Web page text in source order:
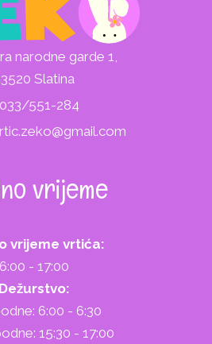
narodne garde 1,
Slatina
033/551-284
vrijeme
vrijeme vrtića:
6:00 - 17:00
Dežurstvo:
6:00 - 6:30
15:30 - 17:00